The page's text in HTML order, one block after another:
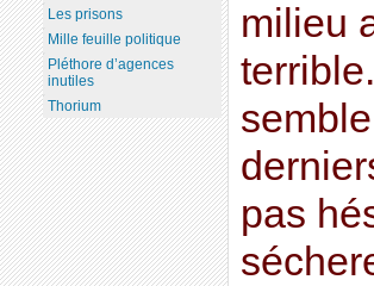
milieu
pas
Les prisons
Mille feuille politique
Pléthore d’agences
inutiles
Thorium